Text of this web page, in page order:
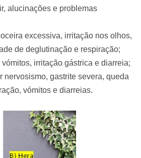
alucinações e problemas
excessiva, irritação nos olhos,
de deglutinação e respiração;
irritação gástrica e diarreia;
nervosismo, gastrite severa, queda
vómitos e diarreias.